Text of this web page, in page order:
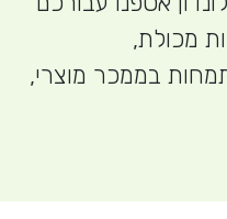
מכולת,
בממכר מוצרי,